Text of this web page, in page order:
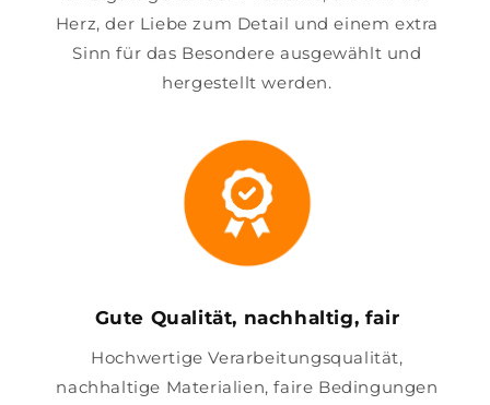
Herz, der Liebe zum Detail und einem extra
Sinn für das Besondere ausgewählt und
hergestellt werden.
Gute Qualität, nachhaltig, fair
Hochwertige Verarbeitungsqualität,
nachhaltige Materialien, faire Bedingungen